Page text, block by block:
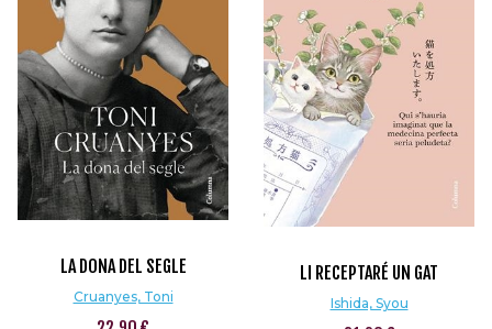
LA DONA DEL SEGLE
Cruanyes, Toni
LI RECEPTARÉ UN GAT
Ishida, Syou